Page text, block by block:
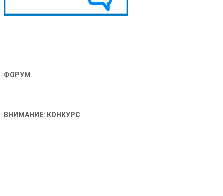
ФОРУМ
ВНИМАНИЕ: КОНКУРС